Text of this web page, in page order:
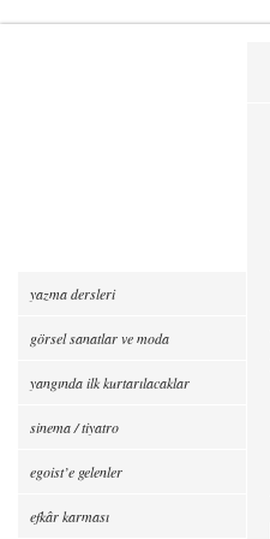
yazma dersleri
görsel sanatlar ve moda
yangında ilk kurtarılacaklar
sinema / tiyatro
egoist’e gelenler
efkâr karması